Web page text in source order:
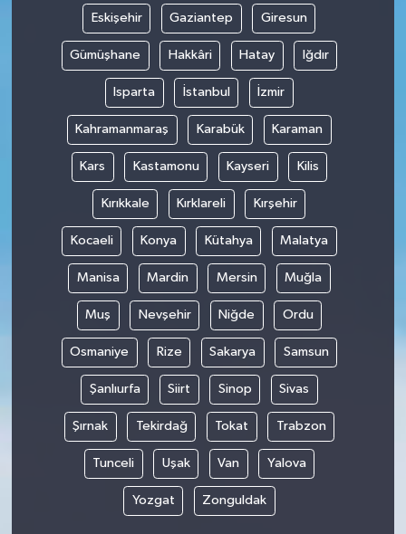
Eskişehir Gaziantep Giresun
Gümüşhane Hakkâri Hatay Iğdır
Isparta İstanbul İzmir
Kahramanmaraş Karabük Karaman
Kars Kastamonu Kayseri Kilis
Kırıkkale Kırklareli Kırşehir
Kocaeli Konya Kütahya Malatya
Manisa Mardin Mersin Muğla
Muş Nevşehir Niğde Ordu
Osmaniye Rize Sakarya Samsun
Şanlıurfa Siirt Sinop Sivas
Şırnak Tekirdağ Tokat Trabzon
Tunceli Uşak Van Yalova
Yozgat Zonguldak